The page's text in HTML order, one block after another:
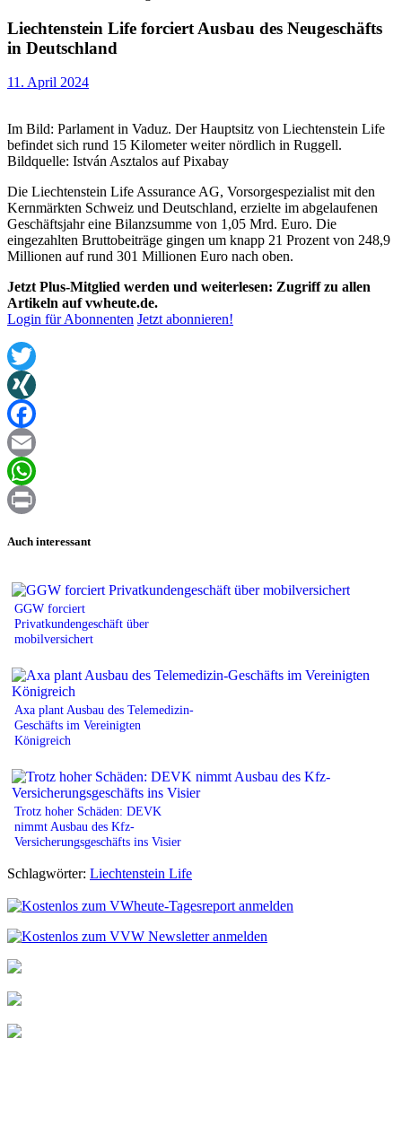
Liechtenstein Life forciert Ausbau des Neugeschäfts
in Deutschland
11. April 2024
Im Bild: Parlament in Vaduz. Der Hauptsitz von Liechtenstein Life
befindet sich rund 15 Kilometer weiter nördlich in Ruggell.
Bildquelle: István Asztalos auf Pixabay
Die Liechtenstein Life Assurance AG, Vorsorgespezialist mit den
Kernmärkten Schweiz und Deutschland, erzielte im abgelaufenen
Geschäftsjahr eine Bilanzsumme von 1,05 Mrd. Euro. Die
eingezahlten Bruttobeiträge gingen um knapp 21 Prozent von 248,9
Millionen auf rund 301 Millionen Euro nach oben.
Jetzt Plus-Mitglied werden und weiterlesen: Zugriff zu allen
Artikeln auf vwheute.de.
Login für Abonnenten Jetzt abonnieren!
Twitter
XING
Facebook
Email
WhatsApp
Auch interessant
GGW forciert
Privatkundengeschäft über
mobilversichert
Axa plant Ausbau des Telemedizin-
Geschäfts im Vereinigten
Königreich
Trotz hoher Schäden: DEVK
nimmt Ausbau des Kfz-
Versicherungsgeschäfts ins Visier
Schlagwörter: Liechtenstein Life